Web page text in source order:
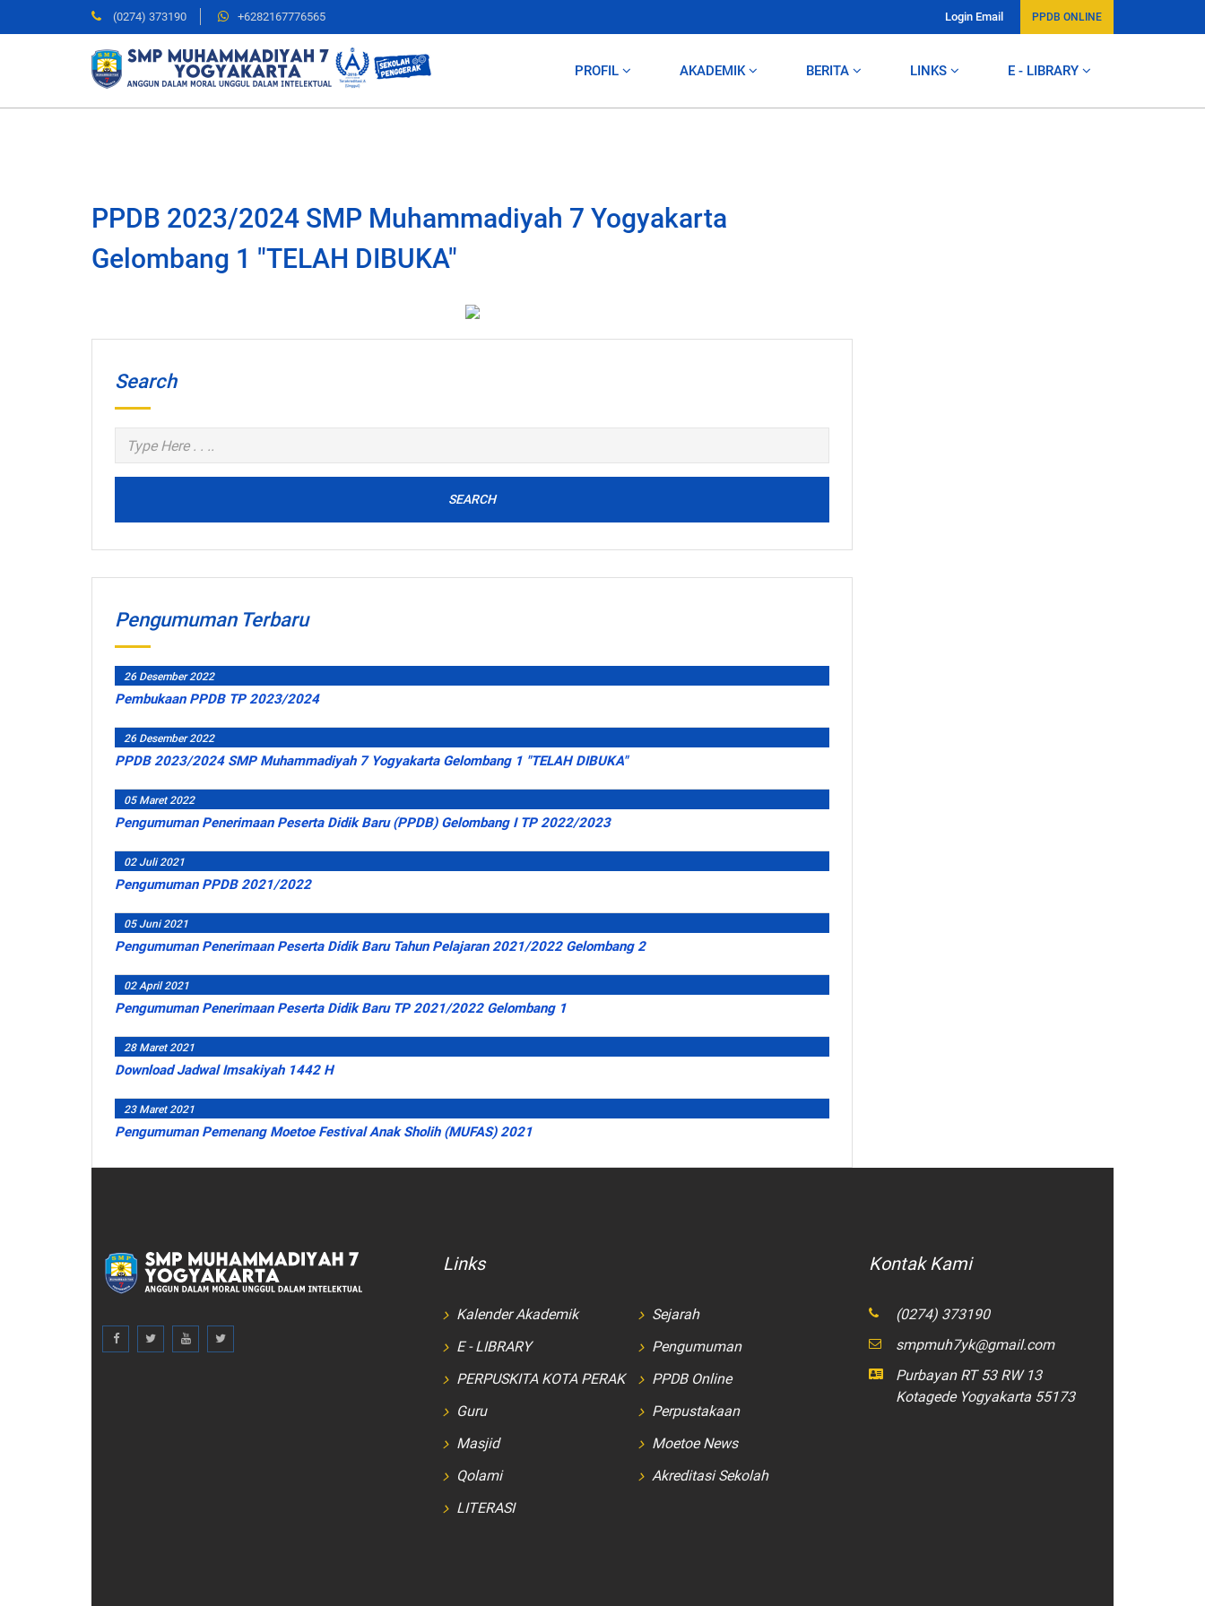
(0274) 373190 +6282167776565 Login Email PPDB ONLINE
PROFIL AKADEMIK BERITA LINKS E - LIBRARY
PPDB 2023/2024 SMP Muhammadiyah 7 Yogyakarta
Gelombang 1 "TELAH DIBUKA"
Search
SEARCH
Pengumuman Terbaru
26 Desember 2022
Pembukaan PPDB TP 2023/2024
26 Desember 2022
PPDB 2023/2024 SMP Muhammadiyah 7 Yogyakarta Gelombang 1 "TELAH DIBUKA"
05 Maret 2022
Pengumuman Penerimaan Peserta Didik Baru (PPDB) Gelombang I TP 2022/2023
02 Juli 2021
Pengumuman PPDB 2021/2022
05 Juni 2021
Pengumuman Penerimaan Peserta Didik Baru Tahun Pelajaran 2021/2022 Gelombang 2
02 April 2021
Pengumuman Penerimaan Peserta Didik Baru TP 2021/2022 Gelombang 1
28 Maret 2021
Download Jadwal Imsakiyah 1442 H
23 Maret 2021
Pengumuman Pemenang Moetoe Festival Anak Sholih (MUFAS) 2021
Links
Kalender Akademik
E - LIBRARY
PERPUSKITA KOTA PERAK
Guru
Masjid
Qolami
LITERASI
Sejarah
Pengumuman
PPDB Online
Perpustakaan
Moetoe News
Akreditasi Sekolah
Kontak Kami
(0274) 373190
smpmuh7yk@gmail.com
Purbayan RT 53 RW 13
Kotagede Yogyakarta 55173